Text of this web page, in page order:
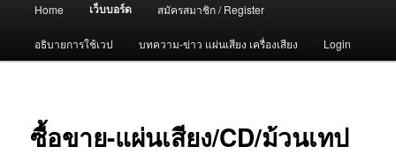
Home เว็บบอร์ด สมัครสมาชิก / Register
อธิบายการใช้เวป บทความ-ข่าว แผ่นเสียง เครื่องเสียง Login
ซื้อขาย-แผ่นเสียง/CD/ม้วนเทป